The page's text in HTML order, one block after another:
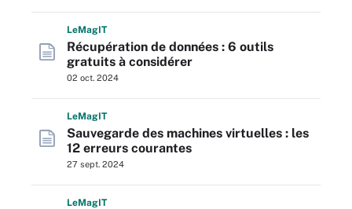
LeMagIT
Récupération de données : 6 outils
gratuits à considérer
02 oct. 2024
LeMagIT
Sauvegarde des machines virtuelles : les
12 erreurs courantes
27 sept. 2024
LeMagIT